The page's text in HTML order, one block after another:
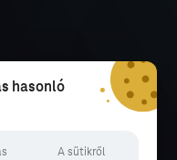
hasonló
A sütikről